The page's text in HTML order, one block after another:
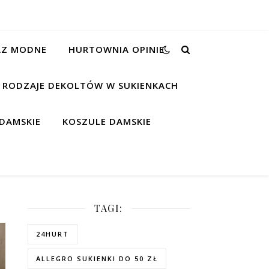
MODNE HURTOWNIA OPINIE
RODZAJE DEKOLTÓW W SUKIENKACH
KOSZULE DAMSKIE
TAGI:
24HURT
ALLEGRO SUKIENKI DO 50 ZŁ